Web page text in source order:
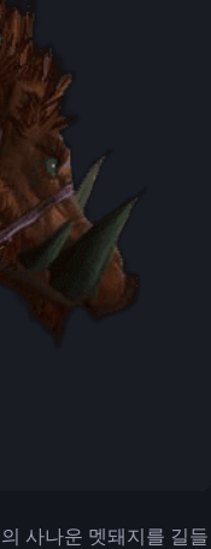
사나운 멧돼지를 길들